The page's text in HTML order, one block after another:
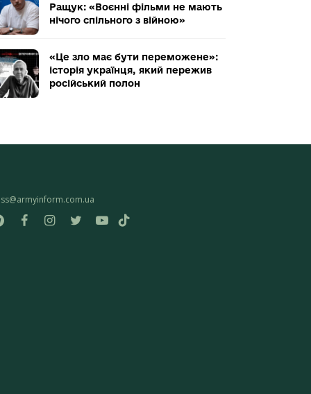
Ращук: «Воєнні фільми не мають
нічого спільного з війною»
«Це зло має бути переможене»:
історія українця, який пережив
російський полон